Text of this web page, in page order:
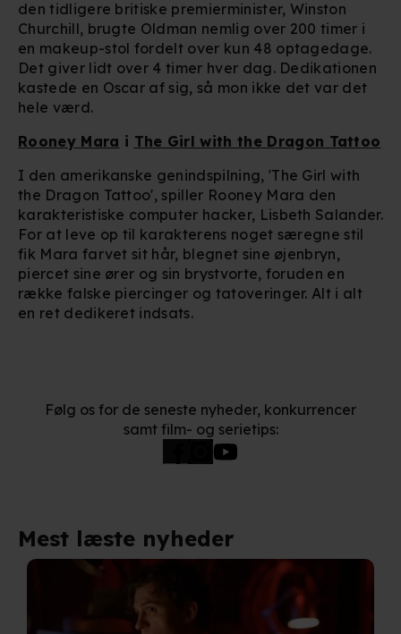
Vi bruger egne cookies og cookies fra tredjeparter til at
optimere dit besøg på vores hjemmeside. Det gør vi for
at sikre funktionalitet, generere statistik, huske dine
præferencer og til markedsføring.
Når vi anvender cookies, behandler vi kortvarigt din IP-
adresse. IP-adressen kan blive delt med vores
partnere.Du kan læse mere om vores brug af cookies og
behandling af dine personoplysninger i både vores
privatlivspolitikogcookiepolitik.
den tidligere britiske premierminister, Winston
Churchill, brugte Oldman nemlig over 200 timer i
en makeup-stol fordelt over kun 48 optagedage.
Det giver lidt over 4 timer hver dag. Dedikationen
kastede en Oscar af sig, så mon ikke det var det
hele værd.
Rooney Mara i The Girl with the Dragon Tattoo
I den amerikanske genindspilning, 'The Girl with
the Dragon Tattoo', spiller Rooney Mara den
karakteristiske computer hacker, Lisbeth Salander.
For at leve op til karakterens noget særegne stil
fik Mara farvet sit hår, blegnet sine øjenbryn,
piercet sine ører og sin brystvorte, foruden en
række falske piercinger og tatoveringer. Alt i alt
en ret dedikeret indsats.
Følg os for de seneste nyheder, konkurrencer
samt film- og serietips:
Mest læste nyheder